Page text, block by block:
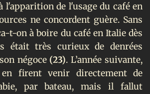
l'apparition de l'usage du café en
ne concordent guère. Sans
t-on à boire du café en Italie dès
était très curieux de denrées
négoce (23). L’année suivante,
en firent venir directement de
par bateau, mais il fallut